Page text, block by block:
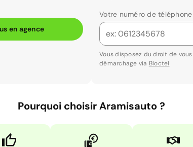
en agence
Votre numéro de téléphone
Vous disposez du droit de
démarchage via Bloctel
Pourquoi choisir Aramisauto ?